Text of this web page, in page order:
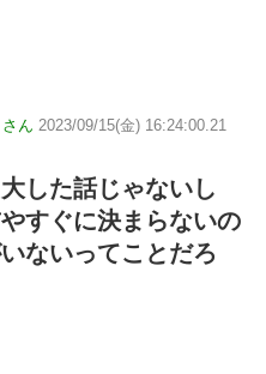
ん 2023/09/15(金) 16:24:00.21
した話じゃないし
すぐに決まらないの
ないってことだろ